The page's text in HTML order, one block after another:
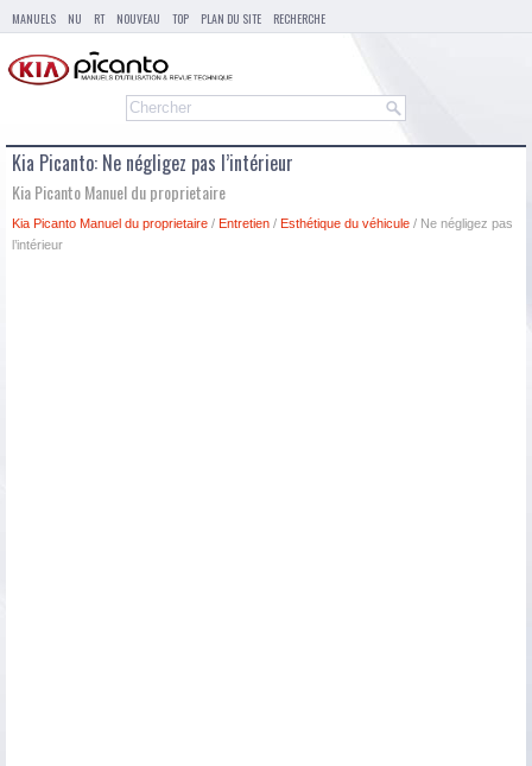
MANUELS NU RT NOUVEAU TOP PLAN DU SITE RECHERCHE
Kia Picanto: Ne négligez pas l’intérieur
Kia Picanto Manuel du proprietaire
Kia Picanto Manuel du proprietaire / Entretien / Esthétique du véhicule / Ne négligez pas
l’intérieur